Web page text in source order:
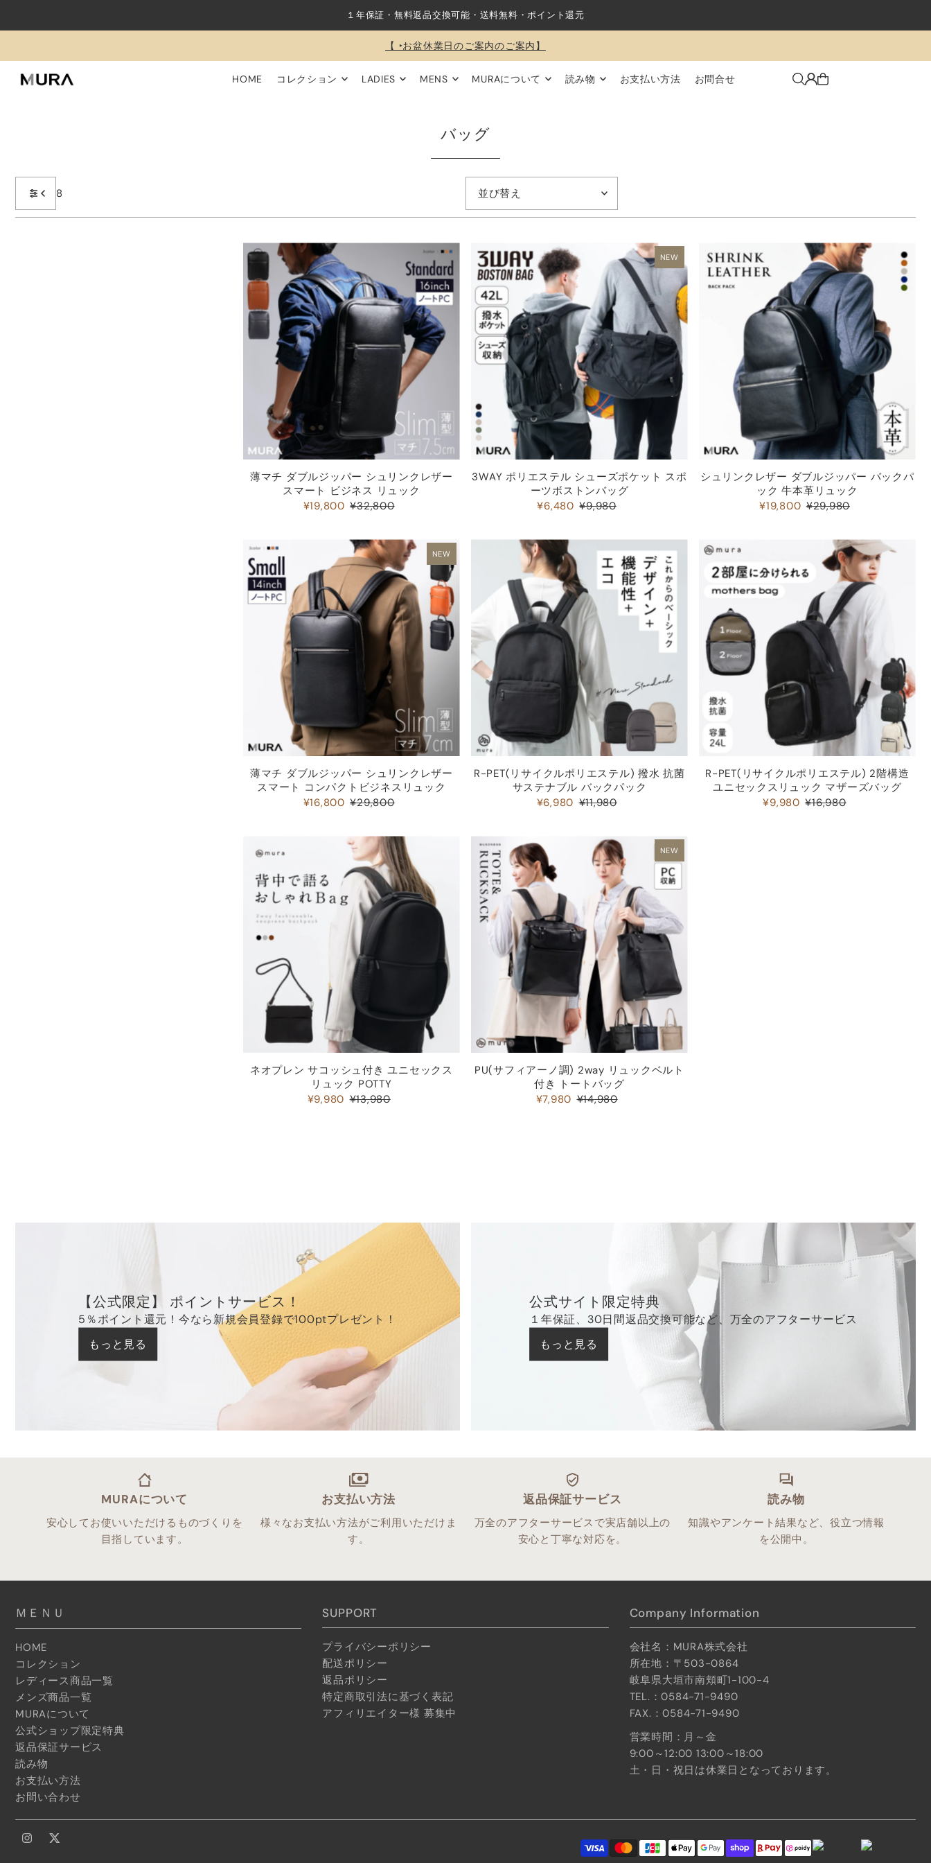
１年保証・無料返品交換可能・送料無料・ポイント還元
【 ‣お盆休業日のご案内のご案内】
HOME コレクション LADIES MENS MURAについて 読み物 お支払い方法 お問合せ
バッグ
8
オススメ
ベストセラー
アルファベット順, A-Z
アルファベット順, Z-A
価格の安い順
価格の高い順
古い商品順
新着順
薄マチ ダブルジッパー シュリンクレザー
スマート ビジネス リュック
¥19,800 ¥32,800
NEW
3WAY ポリエステル シューズポケット スポ
ーツボストンバッグ
¥6,480 ¥9,980
シュリンクレザー ダブルジッパー バックパ
ック 牛本革リュック
¥19,800 ¥29,980
NEW
薄マチ ダブルジッパー シュリンクレザー
スマート コンパクトビジネスリュック
¥16,800 ¥29,800
R-PET(リサイクルポリエステル) 撥水 抗菌
サステナブル バックパック
¥6,980 ¥11,980
R-PET(リサイクルポリエステル) 2階構造
ユニセックスリュック マザーズバッグ
¥9,980 ¥16,980
ネオプレン サコッシュ付き ユニセックス
リュック POTTY
¥9,980 ¥13,980
NEW
PU(サフィアーノ調) 2way リュックベルト
付き トートバッグ
¥7,980 ¥14,980
【公式限定】 ポイントサービス！
5％ポイント還元！今なら新規会員登録で100ptプレゼント！
もっと見る
公式サイト限定特典
１年保証、30日間返品交換可能など、万全のアフターサービス
もっと見る
MURAについて
安心してお使いいただけるものづくりを
目指しています。
お支払い方法
様々なお支払い方法がご利用いただけま
す。
返品保証サービス
万全のアフターサービスで実店舗以上の
安心と丁寧な対応を。
読み物
知識やアンケート結果など、役立つ情報
を公開中。
ＭＥＮＵ
HOME
コレクション
レディース商品一覧
メンズ商品一覧
MURAについて
公式ショップ限定特典
返品保証サービス
読み物
お支払い方法
お問い合わせ
SUPPORT
プライバシーポリシー
配送ポリシー
返品ポリシー
特定商取引法に基づく表記
アフィリエイター様 募集中
Company Information
会社名：MURA株式会社
所在地：〒503-0864
岐阜県大垣市南頬町1-100-4
TEL.：0584-71-9490
FAX.：0584-71-9490
営業時間：月～金
9:00～12:00 13:00～18:00
土・日・祝日は休業日となっております。